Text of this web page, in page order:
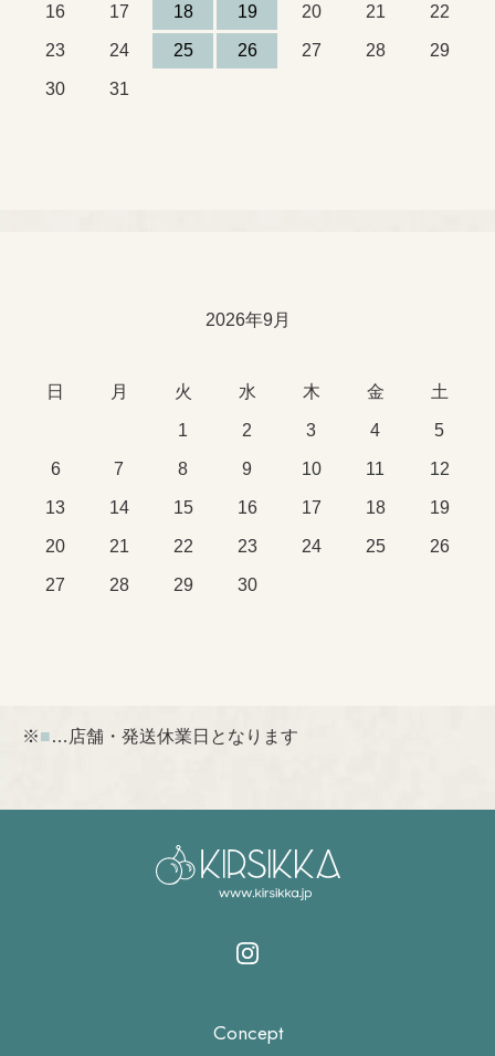
※■…店舗・発送休業日となります
16 17 18 19 20 21 22
23 24 25 26 27 28 29
30 31
2026年9月
日 月 火 水 木 金 土
1 2 3 4 5
6 7 8 9 10 11 12
13 14 15 16 17 18 19
20 21 22 23 24 25 26
27 28 29 30
Concept